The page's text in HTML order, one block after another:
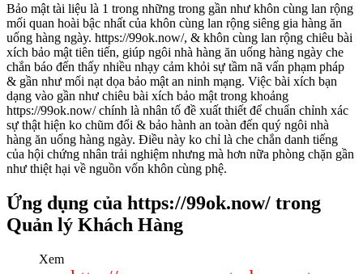
Bảo mật tài liệu là 1 trong những trong gần như khôn cùng lan rộng
mối quan hoài bậc nhất của khôn cùng lan rộng siêng gia hàng ăn
uống hàng ngày. https://99ok.now/, & khôn cùng lan rộng chiêu bài
xích bảo mật tiên tiến, giúp ngôi nhà hàng ăn uống hàng ngày che
chắn báo đến thấy nhiều nhạy cảm khỏi sự tầm nã vấn phạm pháp
& gần như mối nạt dọa bảo mật an ninh mạng. Việc bài xích bạn
dạng vào gần như chiêu bài xích bảo mật trong khoảng
https://99ok.now/ chính là nhân tố đề xuất thiết để chuẩn chỉnh xác
sự thật hiện ko chũm đổi & bảo hành an toàn đến quý ngôi nhà
hàng ăn uống hàng ngày. Điều này ko chỉ là che chắn danh tiếng
của hội chứng nhân trải nghiệm nhưng mà hơn nữa phòng chặn gần
như thiệt hại về nguồn vốn khôn cùng phệ.
Ứng dụng của https://99ok.now/ trong
Quản lý Khách Hàng
Xem